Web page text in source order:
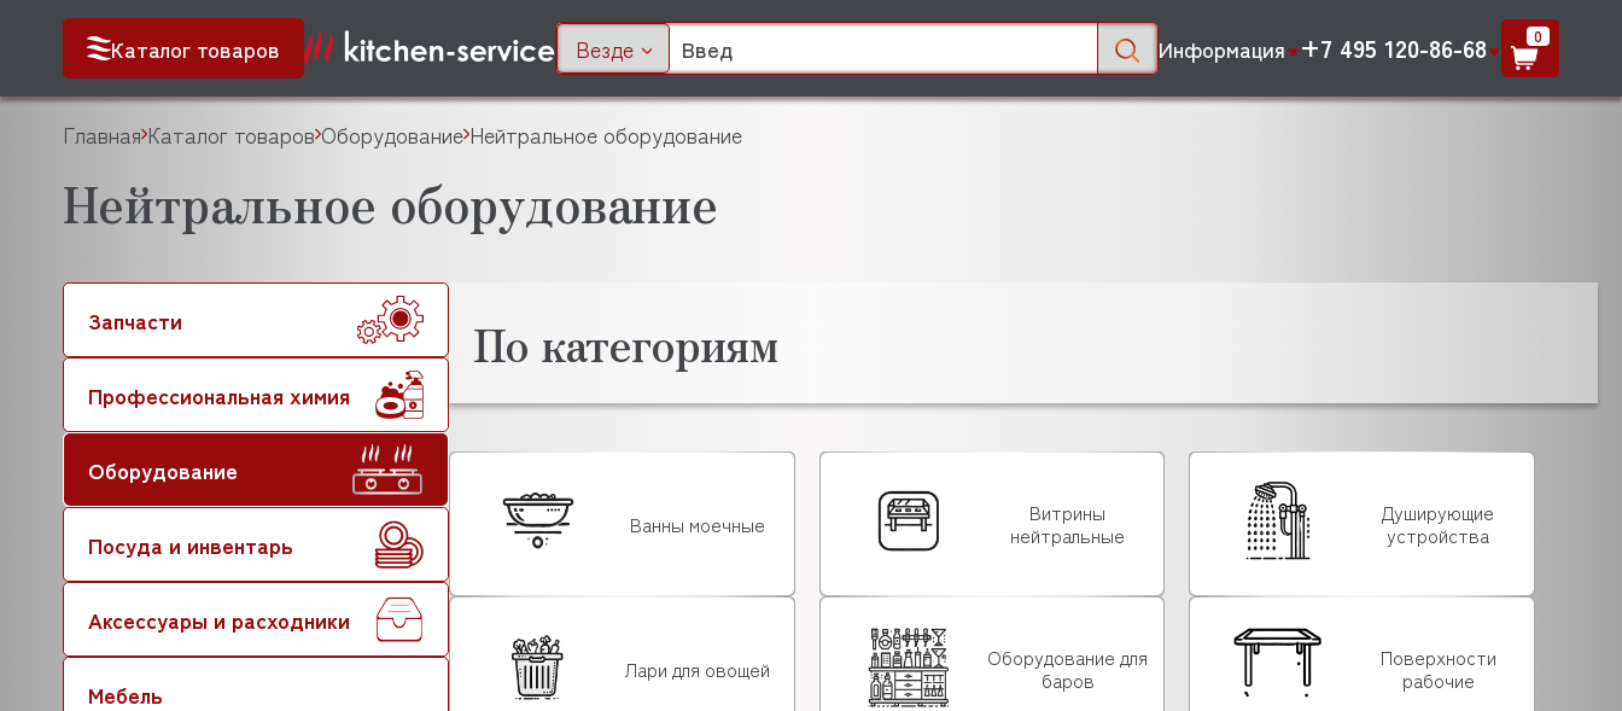
Каталог товаров Везде Информация +7 495 120-86-68 0
Главная Каталог товаров Оборудование Нейтральное оборудование
Нейтральное оборудование
Запчасти
Профессиональная химия
Оборудование
Посуда и инвентарь
Аксессуары и расходники
Мебель
По категориям
Ванны моечные Витрины
нейтральные
Душирующие
устройства
Лари для овощей Оборудование для
баров
Поверхности
рабочие